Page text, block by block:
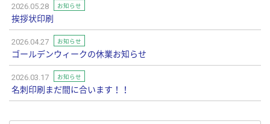
2026.05.28 お知らせ
挨拶状印刷
2026.04.27 お知らせ
ゴールデンウィークの休業お知らせ
2026.03.17 お知らせ
名刺印刷まだ間に合います！！